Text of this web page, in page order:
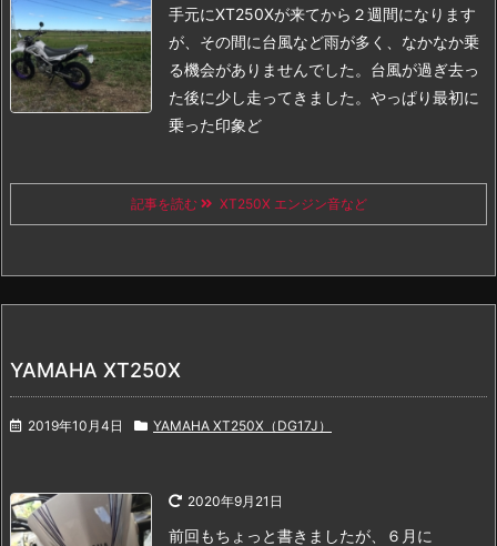
手元にXT250Xが来てから２週間になります
が、その間に台風など雨が多く、なかなか乗
る機会がありませんでした。 台風が過ぎ去っ
た後に少し走ってきました。 やっぱり最初に
乗った印象ど
記事を読む XT250X エンジン音など
YAMAHA XT250X
2019年10月4日 YAMAHA XT250X（DG17J）
2020年9月21日
前回もちょっと書きましたが、６月に